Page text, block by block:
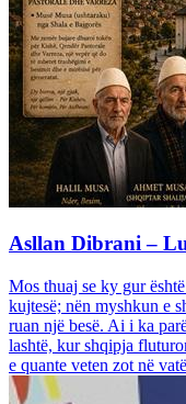
Asllan Dibrani –
Mos thuaj se ky gur
kujtesë; nën myshkun e
ruan një besë. Ai i ka
lashtë, kur shqipja
e quante veten zot në